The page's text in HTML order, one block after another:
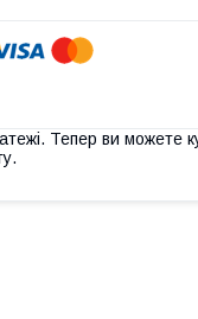
Тепер ви можете